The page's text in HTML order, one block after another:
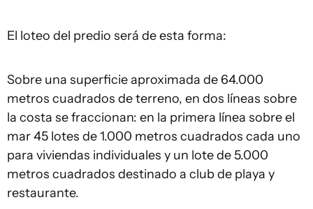
El loteo del predio será de esta forma:
Sobre una superficie aproximada de 64.000
metros cuadrados de terreno, en dos líneas sobre
la costa se fraccionan: en la primera línea sobre el
mar 45 lotes de 1.000 metros cuadrados cada uno
para viviendas individuales y un lote de 5.000
metros cuadrados destinado a club de playa y
restaurante.